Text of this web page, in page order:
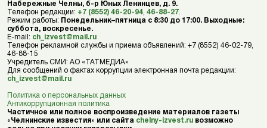
Набережные Челны, б-р Юных Ленинцев, д. 9.
Телефон редакции: +7 (8552) 46-20-94 46-88-27
Режим работы: Понедельник–пятница с 8:30 до 17:00. Выходные:
суббота, воскресенье.
E-mail: ch_izvest@mail.ru
Телефон рекламной службы и приема объявлений: +7 (8552) 46-02-79,
46-88-15
Учредитель СМИ: АО «ТАТМЕДИА»
Для сообщений о фактах коррупции электронная почта редакции:
ch_izvest@mail.ru
Политика о персональных данных
Антикоррупционная политика
Частичное или полное воспроизведение материалов газеты
«Челнинские известия» или сайта chelny-izvest.ru возможно